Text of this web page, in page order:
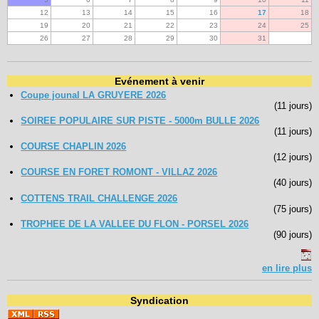
12
13 14 15 16 17
18
19
20 21 22 23 24
25
26
27 28 29 30 31
Evénement à venir
Coupe jounal LA GRUYERE 2026
(11 jours)
SOIREE POPULAIRE SUR PISTE - 5000m BULLE 2026
(11 jours)
COURSE CHAPLIN 2026
(12 jours)
COURSE EN FORET ROMONT - VILLAZ 2026
(40 jours)
COTTENS TRAIL CHALLENGE 2026
(75 jours)
TROPHEE DE LA VALLEE DU FLON - PORSEL 2026
(90 jours)
en lire plus
Syndication